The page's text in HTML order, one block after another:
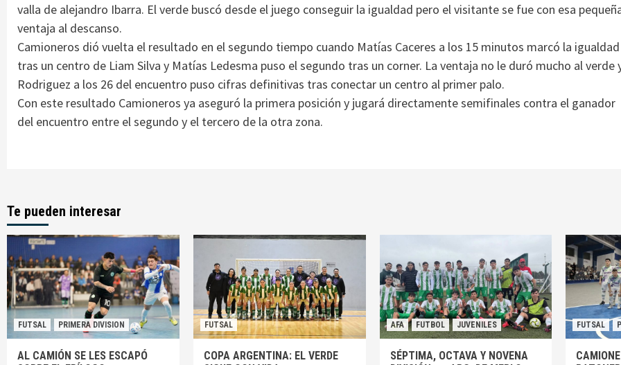
valla de alejandro Ibarra. El verde buscó desde el juego conseguir la igualdad pero el visitante se fue con esa
ventaja al descanso.
Camioneros dió vuelta el resultado en el segundo tiempo cuando Matías Caceres a los 15 minutos marcó la igualdad
tras un centro de Liam Silva y Matías Ledesma puso el segundo tras un corner. La ventaja no le duró mucho al verde
Rodriguez a los 26 del encuentro puso cifras definitivas tras conectar un centro al primer palo.
Con este resultado Camioneros ya aseguró la primera posición y jugará directamente semifinales contra el ganador
del encuentro entre el segundo y el tercero de la otra zona.
Te pueden interesar
FUTSAL PRIMERA DIVISION
AL CAMIÓN SE LES ESCAPÓ
FUTSAL
COPA ARGENTINA: EL VERDE
AFA FUTBOL JUVENILES
SÉPTIMA, OCTAVA Y NOVENA
FUTSAL